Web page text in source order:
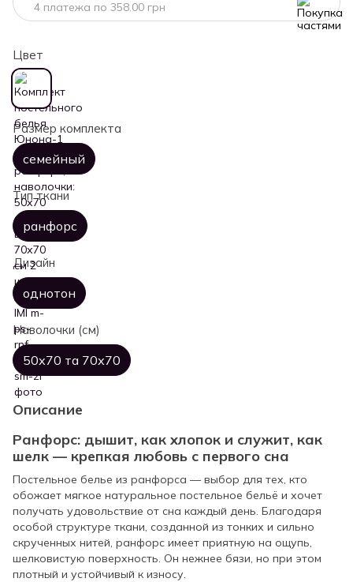
4 платежа по 358.00 грн
Цвет
Размер комплекта
семейный
Тип ткани
ранфорс
Дизайн
однотон
Наволочки (см)
50х70 та 70х70
Описание
Ранфорс: дышит, как хлопок и служит, как
шелк — крепкая любовь с первого сна
Постельное белье из ранфорса — выбор для тех, кто
обожает мягкое натуральное постельное бельё и хочет
получать удовольствие от сна каждый день. Благодаря
особой структуре ткани, созданной из тонких и сильно
скрученных нитей, ранфорс имеет приятную на ощупь,
шелковистую поверхность. Он нежнее бязи, но при этом
плотный и устойчивый к износу.